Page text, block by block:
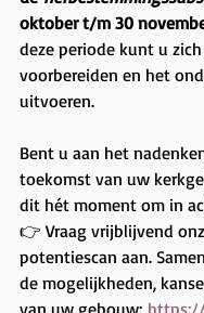
oktober t/m 30
deze periode kunt u
voorbereiden en het
uitvoeren.
Bent u aan het
toekomst van uw
dit hét moment om in
👉 Vraag vrijblijvend
potentiescan aan.
de mogelijkheden,
van uw gebouw: